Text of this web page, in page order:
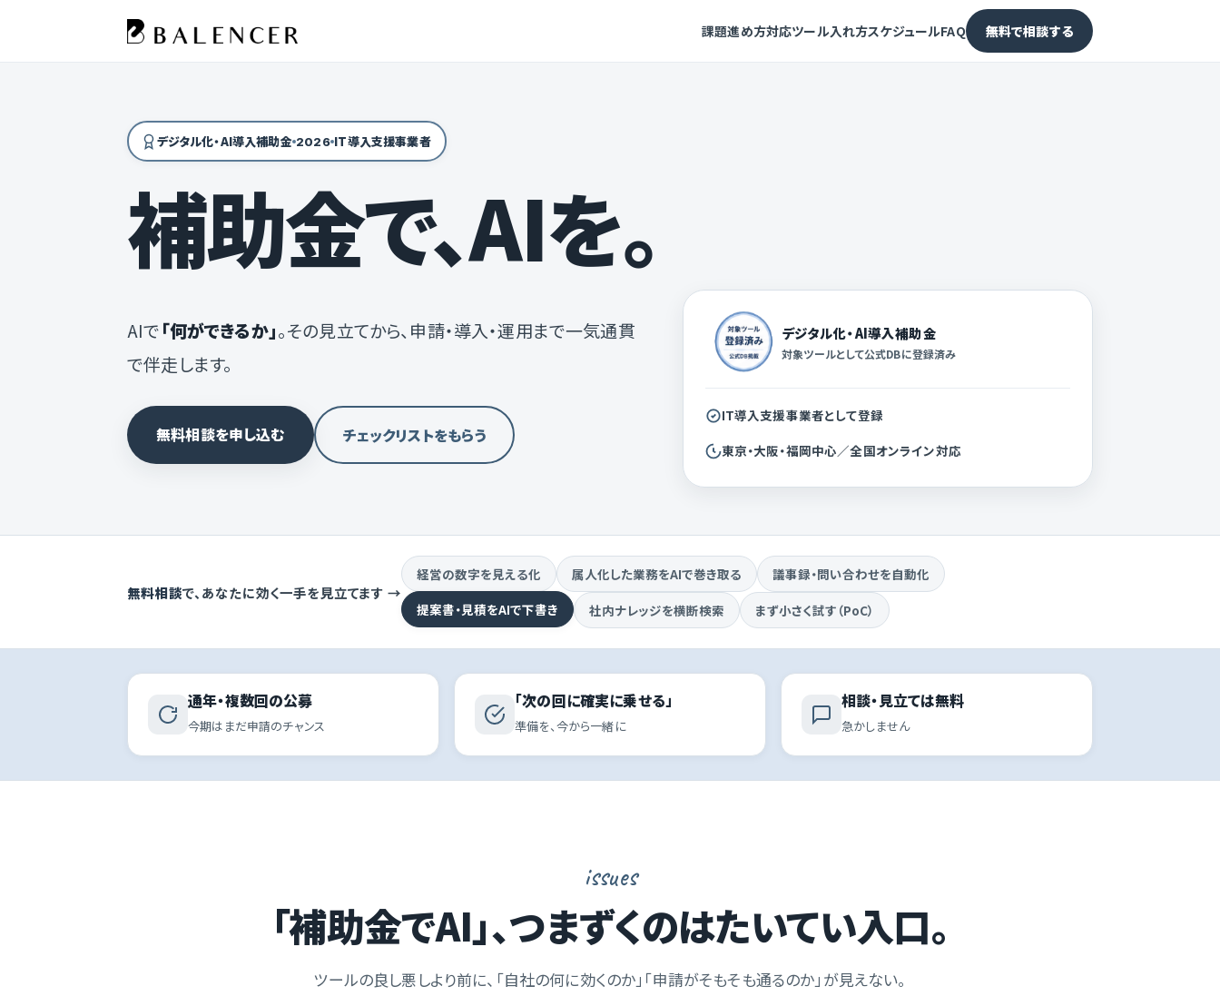
課題進め方対応ツール入れ方スケジュールFAQ 無料で相談する
デジタル化・AI導入補助金 2026 IT導入支援事業者
補助金で、AIを。
AIで「何ができるか」。その見立てから、申請・導入・運用まで一気通貫
で伴走します。
無料相談を申し込む チェックリストをもらう
デジタル化・AI導入補助金
対象ツールとして公式DBに登録済み
IT導入支援事業者として登録
東京・大阪・福岡中心／全国オンライン対応
無料相談で、あなたに効く一手を見立てます →
経営の数字を見える化 属人化した業務をAIで巻き取る
議事録・問い合わせを自動化
提案書・見積をAIで下書き
社内ナレッジを横断検索 まず小さく試す（PoC）
通年・複数回の公募
今期はまだ申請のチャンス
「次の回に確実に乗せる」
準備を、今から一緒に
相談・見立ては無料
急かしません
issues
「補助金でAI」、つまずくのはたいてい入口。
ツールの良し悪しより前に、「自社の何に効くのか」「申請がそもそも通るのか」が見えない。